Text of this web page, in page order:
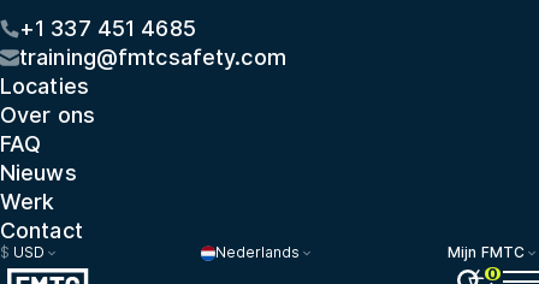
+1 337 451 4685
training@fmtcsafety.com
Locaties
Over ons
FAQ
Nieuws
Werk
Contact
$ USD Nederlands
Mijn FMTC
0